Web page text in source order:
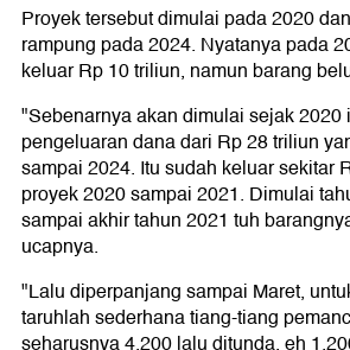
Proyek tersebut dimulai pada 2020
rampung pada 2024. Nyatanya pada
keluar Rp 10 triliun, namun barang
"Sebenarnya akan dimulai sejak 2020
pengeluaran dana dari Rp 28 triliun
sampai 2024. Itu sudah keluar sekitar
proyek 2020 sampai 2021. Dimulai
sampai akhir tahun 2021 tuh
ucapnya.
"Lalu diperpanjang sampai Maret,
taruhlah sederhana tiang-tiang